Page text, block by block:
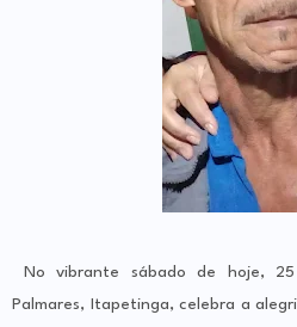
No vibrante sábado de hoje, 25
Palmares, Itapetinga, celebra a